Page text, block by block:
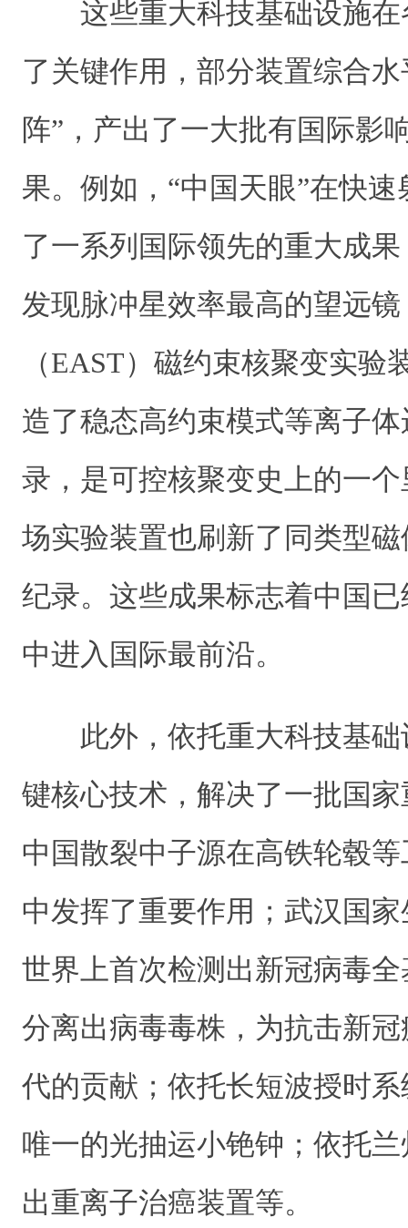
这些重大科技基础设施
了关键作用，部分装置综合
阵”，产出了一大批有国际影
果。例如，“中国天眼”在快
了一系列国际领先的重大成
发现脉冲星效率最高的望远
（EAST）磁约束核聚变实验
造了稳态高约束模式等离子
录，是可控核聚变史上的一
场实验装置也刷新了同类型
纪录。这些成果标志着中国
中进入国际最前沿。
此外，依托重大科技基
键核心技术，解决了一批国
中国散裂中子源在高铁轮毂
中发挥了重要作用；武汉国
世界上首次检测出新冠病毒
分离出病毒毒株，为抗击新
代的贡献；依托长短波授时
唯一的光抽运小铯钟；依托
出重离子治癌装置等。